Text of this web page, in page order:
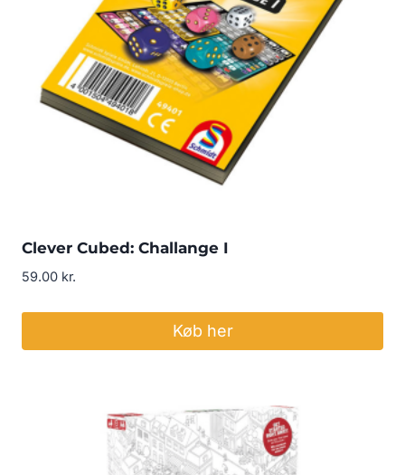
Clever Cubed: Challange I
59.00 kr.
Køb her